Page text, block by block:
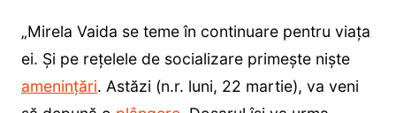
„Mirela Vaida se teme în continuare pentru viața
ei. Și pe rețelele de socializare primește niște
amenințări. Astăzi (n.r. luni, 22 martie), va veni